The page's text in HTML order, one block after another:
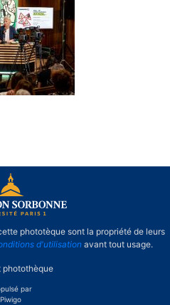
par
Piwigo
phototèque sont la propriété de leurs
d'utilisationavant tout usage.
photothèque